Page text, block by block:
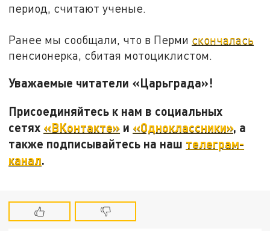
период, считают ученые.
Ранее мы сообщали, что в Перми скончалась
пенсионерка, сбитая мотоциклистом.
Уважаемые читатели «Царьграда»!
Присоединяйтесь к нам в социальных
сетях «ВКонтакте» и «Одноклассники», а
также подписывайтесь на наш телеграм-
канал.